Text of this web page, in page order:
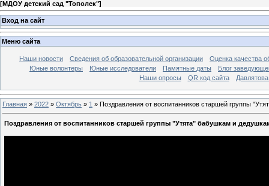
[МДОУ детский сад "Тополек"]
Вход на сайт
Меню сайта
Наши новости Сведения об образовательной организации
Оценка качества
Юные волонтеры
Юные исследователи Памятные даты
Блог
Наши опросы
QR код сайта
Главная » 2022 » Октябрь » 1 » Поздравления от воспитанников старшей группы
Поздравления от воспитанников старшей группы "Утята" бабушкам и